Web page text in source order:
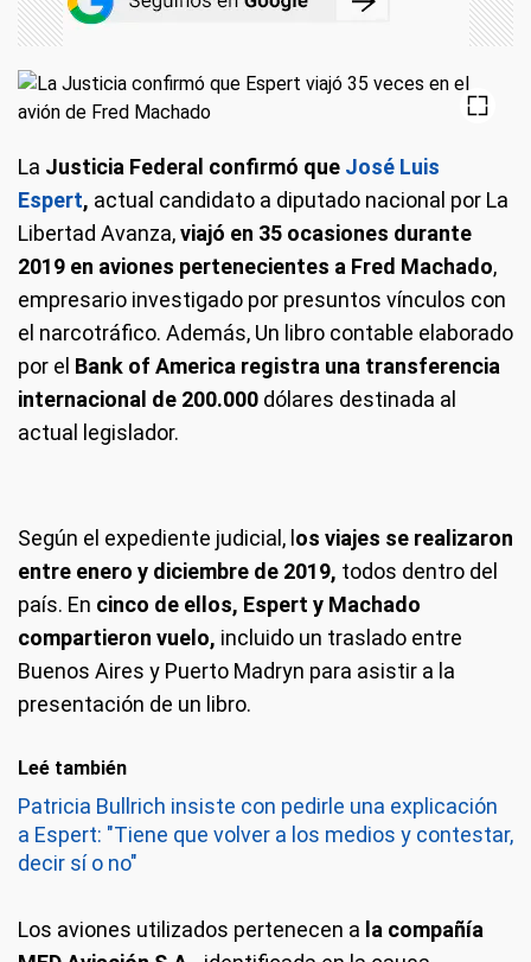
La Justicia Federal confirmó que José Luis
Espert, actual candidato a diputado nacional por La
Libertad Avanza,viajó en 35 ocasiones durante
2019 en aviones pertenecientes a Fred Machado,
empresario investigado por presuntos vínculos con
el narcotráfico. Además, Un libro contable elaborado
por el Bank of America registra una transferencia
internacional de 200.000 dólares destinada al
actual legislador.
Según el expediente judicial, l os viajes se realizaron
entre enero y diciembre de 2019, todos dentro del
país. En cinco de ellos, Espert y Machado
compartieron vuelo, incluido un traslado entre
Buenos Aires y Puerto Madryn para asistir a la
presentación de un libro.
Leé también
Patricia Bullrich insiste con pedirle una explicación
a Espert: "Tiene que volver a los medios y contestar,
decir sí o no"
Los aviones utilizados pertenecen a la compañía